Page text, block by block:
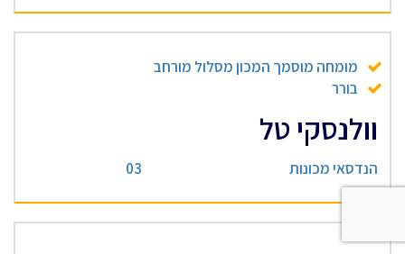
מומחה מוסמך המכון מסלול מורחב
בורר
וולנסקי טל
הנדסאי מכונות 03